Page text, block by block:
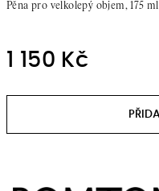
Pěna pro velkolepý objem, 175 ml
1 150 Kč